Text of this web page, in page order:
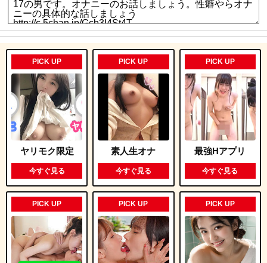
PICK UP
ヤリモク限定
今すぐ見る
PICK UP
素人生オナ
今すぐ見る
PICK UP
最強Hアプリ
今すぐ見る
PICK UP PICK UP PICK UP